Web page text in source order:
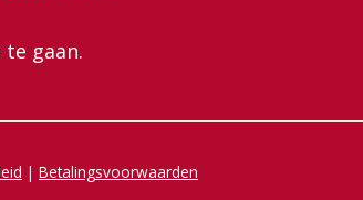
gaan.
| Betalingsvoorwaarden